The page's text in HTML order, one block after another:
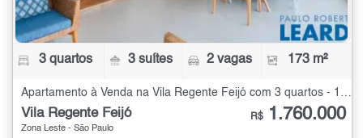
3 quartos 3 suítes 2 vagas 173 m²
Apartamento à Venda na Vila Regente Feijó com 3 quartos - 173 m²
Vila Regente Feijó
Zona Leste - São Paulo
R$ 1.760.000